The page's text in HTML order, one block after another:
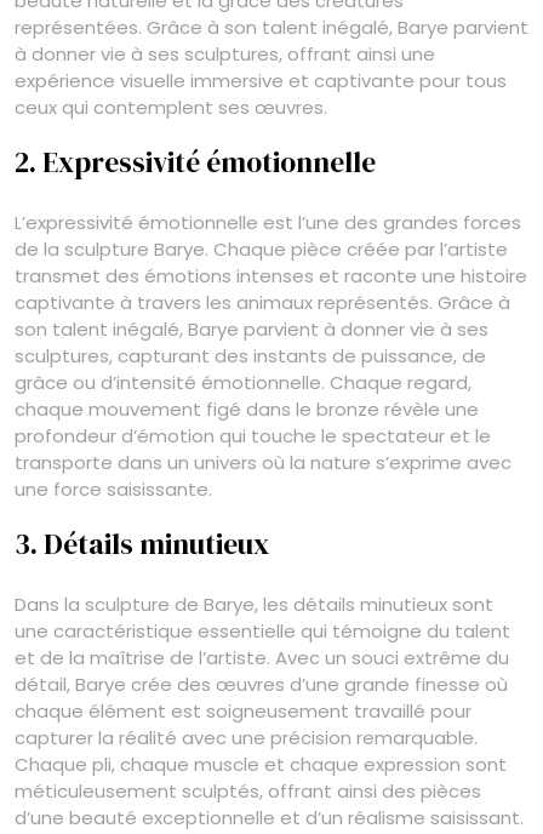
représentées. Grâce à son talent inégalé, Barye parvient
à donner vie à ses sculptures, offrant ainsi une
expérience visuelle immersive et captivante pour tous
ceux qui contemplent ses œuvres.
2. Expressivité émotionnelle
L’expressivité émotionnelle est l’une des grandes forces
de la sculpture Barye. Chaque pièce créée par l’artiste
transmet des émotions intenses et raconte une histoire
captivante à travers les animaux représentés. Grâce à
son talent inégalé, Barye parvient à donner vie à ses
sculptures, capturant des instants de puissance, de
grâce ou d’intensité émotionnelle. Chaque regard,
chaque mouvement figé dans le bronze révèle une
profondeur d’émotion qui touche le spectateur et le
transporte dans un univers où la nature s’exprime avec
une force saisissante.
3. Détails minutieux
Dans la sculpture de Barye, les détails minutieux sont
une caractéristique essentielle qui témoigne du talent
et de la maîtrise de l’artiste. Avec un souci extrême du
détail, Barye crée des œuvres d’une grande finesse où
chaque élément est soigneusement travaillé pour
capturer la réalité avec une précision remarquable.
Chaque pli, chaque muscle et chaque expression sont
méticuleusement sculptés, offrant ainsi des pièces
d’une beauté exceptionnelle et d’un réalisme saisissant.